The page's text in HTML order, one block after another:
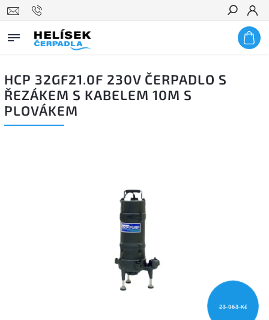
Hledat
HCP 32GF21.0F 230V ČERPADLO S
ŘEZÁKEM S KABELEM 10M S
PLOVÁKEM
23 963 Kč